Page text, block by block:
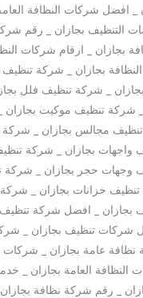
_ افضل شركات النظافة
التنظيف بجازان _ رقم
_ ارقام شركات
بجازان _ شركة تنظيف
_ شركة تنظيف فلل
شركة تنظيف موكيت
مجالس بجازان _
واجهات بجازان _ شركة
وجهات حجر بجازان _ شركة
خزانات بجازان _
بجازان _ افضل شركة
شركات تنظيف بجازان _
عامة بجازان _ شركات
العامة بجازان _
_ رقم شركة نظافة